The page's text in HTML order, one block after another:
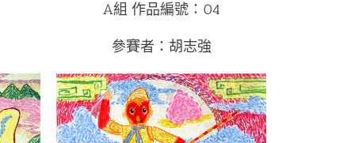
A組 作品編號：04
參賽者：胡志強